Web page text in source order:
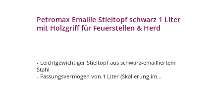
Petromax Emaille Stieltopf schwarz 1 Liter
mit Holzgriff für Feuerstellen & Herd
- Leichtgewichtiger Stieltopf aus schwarz-emailliertem
Stahl
- Fassungsvermögen von 1 Liter (Skalierung im